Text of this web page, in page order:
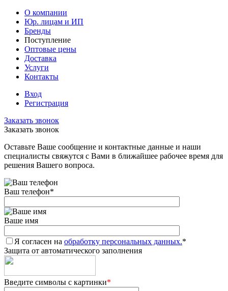
О компании
Юр. лицам и ИП
Бренды
Поступление
Оптовые цены
Доставка
Услуги
Контакты
Вход
Регистрация
Заказать звонок
Заказать звонок
Оставьте Ваше сообщение и контактные данные и наши
специалисты свяжутся с Вами в ближайшее рабочее время для
решения Вашего вопроса.
Ваш телефон*
Ваше имя
Я согласен на обработку персональных данных.*
Защита от автоматического заполнения
Введите символы с картинки*